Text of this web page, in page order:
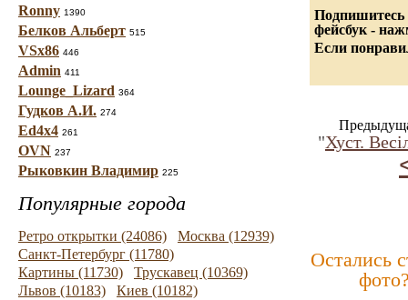
Ronny 1390
Белков Альберт 515
VSx86 446
Admin 411
Lounge_Lizard 364
Гудков А.И. 274
Ed4x4 261
OVN 237
Рыковкин Владимир 225
Популярные города
Ретро открытки (24086)
Москва (12939)
Санкт-Петербург (11780)
Картины (11730)
Трускавец (10369)
Львов (10183)
Киев (10182)
Подпишитесь
фейсбук -
Если
"Хуст.
Остались